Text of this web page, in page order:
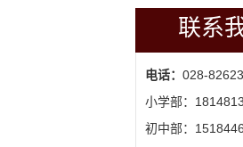
联系
电话： 028-
小学部：
初中部：